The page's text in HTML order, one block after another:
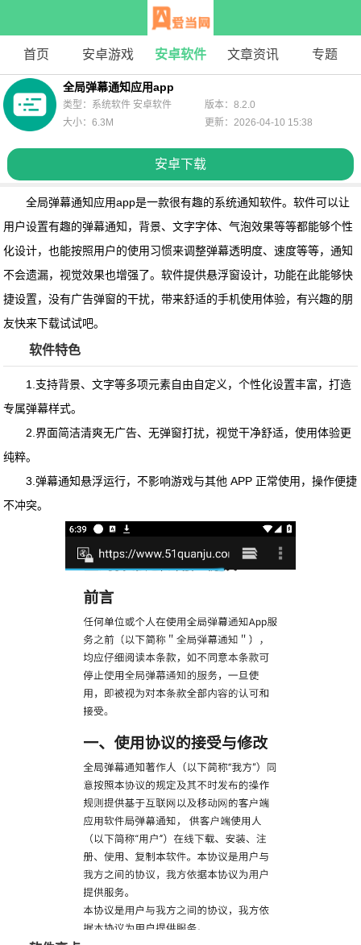
首页 安卓游戏 安卓软件 文章资讯 专题
全局弹幕通知应用app
安卓下载
类型：系统软件 安卓软件
版本：8.2.0
大小：6.3M
更新：2026-04-10 15:38
全局弹幕通知应用app是一款很有趣的系统通知软件。软件可以让
用户设置有趣的弹幕通知，背景、文字字体、气泡效果等等都能够个性
化设计，也能按照用户的使用习惯来调整弹幕透明度、速度等等，通知
不会遗漏，视觉效果也增强了。软件提供悬浮窗设计，功能在此能够快
捷设置，没有广告弹窗的干扰，带来舒适的手机使用体验，有兴趣的朋
友快来下载试试吧。
软件特色
1.支持背景、文字等多项元素自由自定义，个性化设置丰富，打造
专属弹幕样式。
2.界面简洁清爽无广告、无弹窗打扰，视觉干净舒适，使用体验更
纯粹。
3.弹幕通知悬浮运行，不影响游戏与其他 APP 正常使用，操作便捷
不冲突。